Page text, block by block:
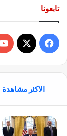
تابعونا
ي
و
X
الاكثر مشاهدة